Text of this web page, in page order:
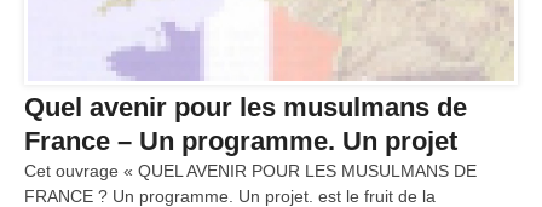
Quel avenir pour les musulmans de
France – Un programme. Un projet
Cet ouvrage « QUEL AVENIR POUR LES MUSULMANS DE
FRANCE ? Un programme. Un projet. est le fruit de la